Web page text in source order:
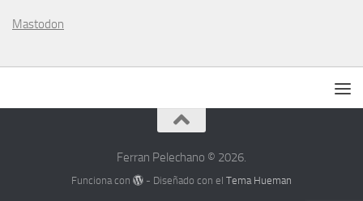
Mastodon
Ferran Pelechano © 2026.
Funciona con - Diseñado con elTema Hueman